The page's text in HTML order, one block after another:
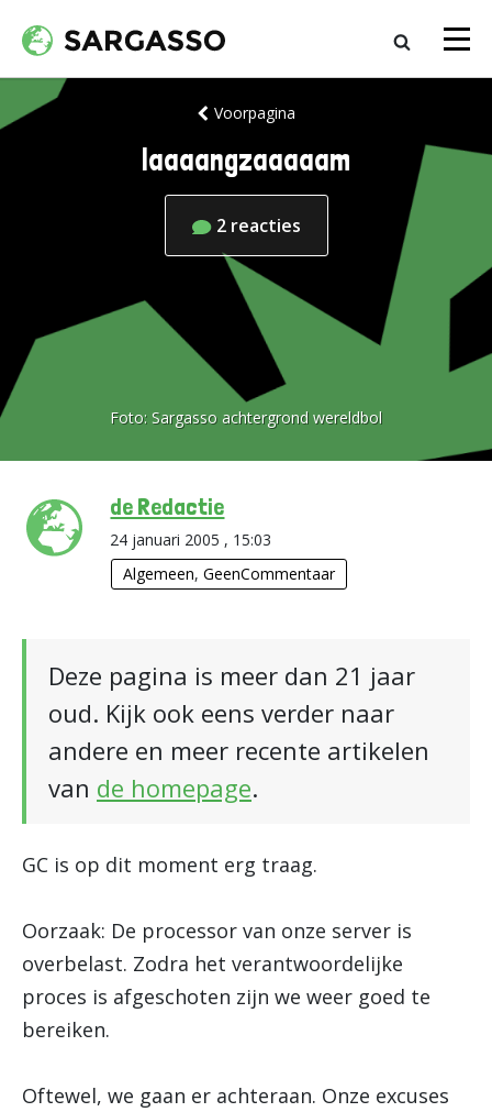
Voorpagina
laaaangzaaaaam
2 reacties
Foto: Sargasso achtergrond wereldbol
de Redactie
24 januari 2005 , 15:03
Algemeen,GeenCommentaar
Deze pagina is meer dan 21 jaar
oud. Kijk ook eens verder naar
andere en meer recente artikelen
van de homepage.
GC is op dit moment erg traag.
Oorzaak: De processor van onze server is
overbelast. Zodra het verantwoordelijke
proces is afgeschoten zijn we weer goed te
bereiken.
Oftewel, we gaan er achteraan. Onze excuses